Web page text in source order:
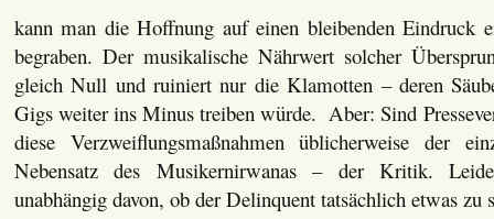
kann man die Hoffnung auf einen bleibenden Eindruck
begraben. Der musikalische Nährwert solcher
gleich Null und ruiniert nur die Klamotten – deren
Gigs weiter ins Minus treiben würde. Aber: Sind
diese Verzweiflungsmaßnahmen üblicherweise der
Nebensatz des Musikernirwanas – der Kritik.
unabhängig davon, ob der Delinquent tatsächlich etwas zu